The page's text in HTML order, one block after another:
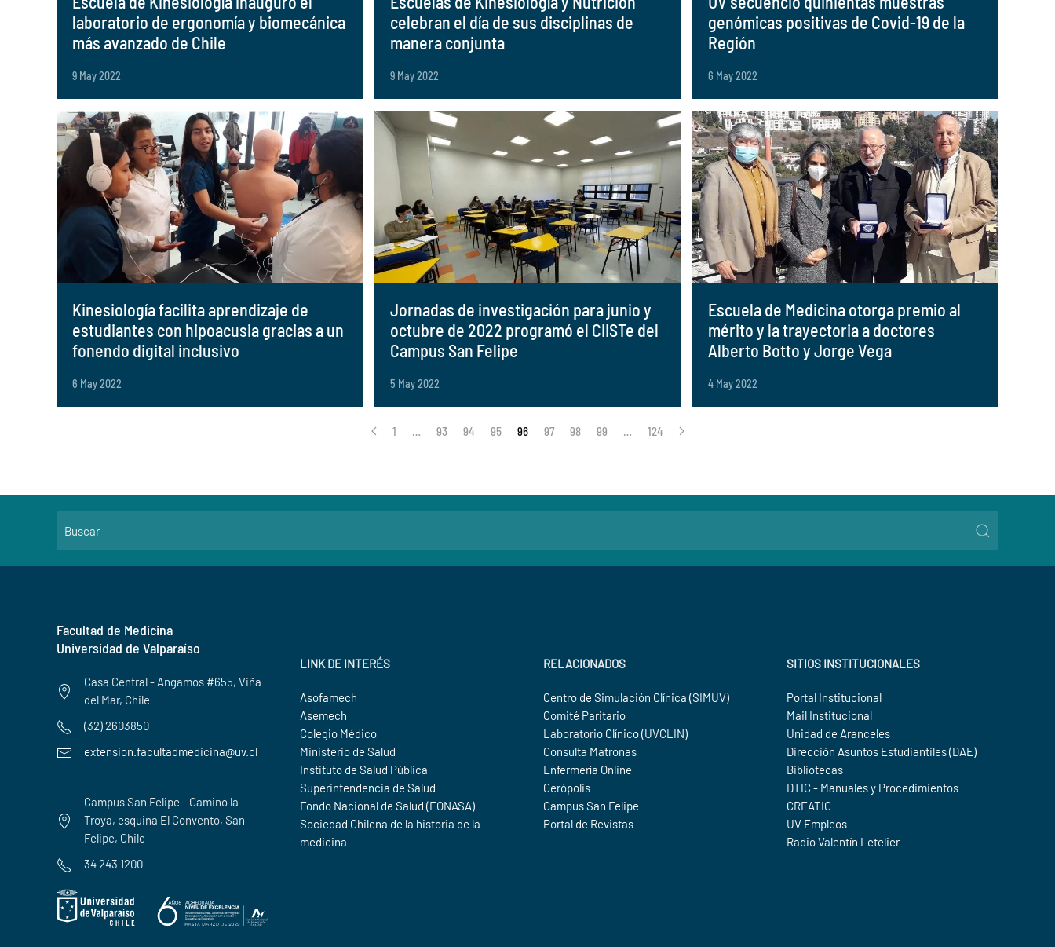
laboratorio de ergonomía y biomecánica
más avanzado de Chile
9 May 2022
celebran el día de sus disciplinas de
manera conjunta
9 May 2022
genómicas positivas de Covid-19 de la
Región
6 May 2022
Kinesiología facilita aprendizaje de
estudiantes con hipoacusia gracias a un
fonendo digital inclusivo
6 May 2022
Jornadas de investigación para junio y
octubre de 2022 programó el CIISTe del
Campus San Felipe
5 May 2022
Escuela de Medicina otorga premio al
mérito y la trayectoria a doctores
Alberto Botto y Jorge Vega
4 May 2022
1 … 93 94 95 96 97 98 99 … 124
Facultad de Medicina
Universidad de Valparaíso
Casa Central - Angamos #655, Viña
del Mar, Chile
(32) 2603850
extension.facultadmedicina@uv.cl
Campus San Felipe - Camino la
Troya, esquina El Convento, San
Felipe, Chile
34 243 1200
LINK DE INTERÉS
Asofamech
Asemech
Colegio Médico
Ministerio de Salud
Instituto de Salud Pública
Superintendencia de Salud
Fondo Nacional de Salud (FONASA)
Sociedad Chilena de la historia de la
medicina
RELACIONADOS
Centro de Simulación Clínica (SIMUV)
Comité Paritario
Laboratorio Clínico (UVCLIN)
Consulta Matronas
Enfermería Online
Gerópolis
Campus San Felipe
Portal de Revistas
SITIOS INSTITUCIONALES
Portal Institucional
Mail Institucional
Unidad de Aranceles
Dirección Asuntos Estudiantiles (DAE)
Bibliotecas
DTIC - Manuales y Procedimientos
CREATIC
UV Empleos
Radio Valentín Letelier